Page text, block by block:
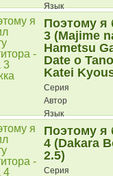
Язык
Описание:
Поэтому я
3 (Majime
Hametsu
Date o
Katei
Серия
Автор
Язык
Описание:
Поэтому я
4 (Dakara
2.5)
Серия